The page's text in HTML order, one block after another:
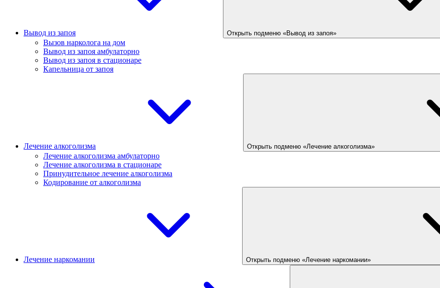
Вывод из запоя Открыть подменю «Вывод из запоя»
Вызов нарколога на дом
Вывод из запоя амбулаторно
Вывод из запоя в стационаре
Капельница от запоя
Лечение алкоголизма Открыть подменю «Лечение алкоголизма»
Лечение алкоголизма амбулаторно
Лечение алкоголизма в стационаре
Принудительное лечение алкоголизма
Кодирование от алкоголизма
Лечение наркомании Открыть подменю «Лечение наркомании»